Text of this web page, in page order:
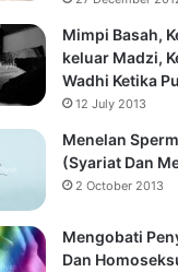
Mimpi Basah,
keluar Madzi,
Wadhi Ketika
12 July 2013
Menelan
(Syariat Dan
2 October 2013
Mengobati
Dan